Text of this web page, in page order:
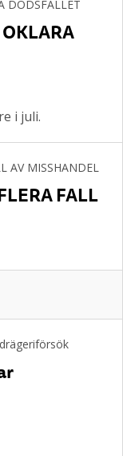
i juli.
FALL